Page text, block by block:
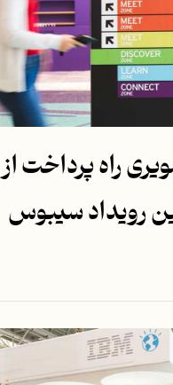
راه پرداخت از
رویداد سیبوس